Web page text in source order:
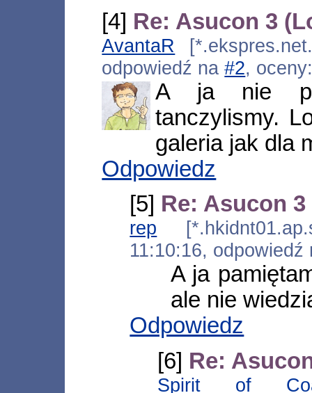
[4] Re: Asucon 3
AvantaR
odpowiedź na#2,
A ja nie
tanczylismy.
galeria jak dla
Odpowiedz
[5] Re: Asucon
rep
11:10:16,
A ja
ale nie
Odpowiedz
[6] Re:
Spirit of